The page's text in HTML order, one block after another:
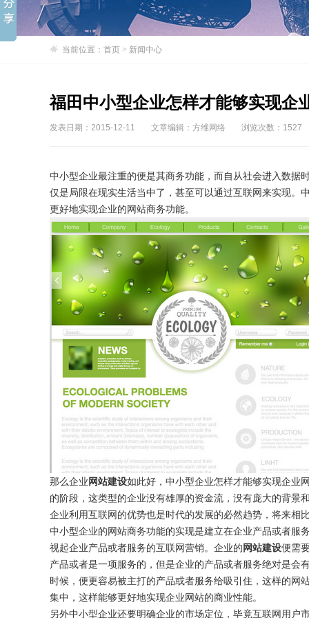
当前位置： 首页 > 新闻中心
福田中小型企业怎样才能够实现企
发表日期：2015-12-11 文章编辑：方维网络 浏览次数：1527
中小型企业最注重的便是其商务功能，而自从社会进入数据
仅是局限在现实生活当中了，甚至可以通过互联网来实现。
更好地实现企业的网站商务功能。
那么企业网站建设如此好，中小型企业怎样才能够实现企业
的阶段，这类型的企业没有雄厚的资金流，没有庞大的背景
企业利用互联网的优势也是时代的发展的必然趋势，将来相
中小型企业的网站商务功能的实现是建立在企业产品或者服
视起企业产品或者服务的互联网营销。企业的网站建设便需
产品或者是一项服务的，但是企业的产品或者服务绝对是会
时候，便更容易被主打的产品或者服务给吸引住，这样的网
集中，这样能够更好地实现企业网站的商业性能。
另外中小型企业还要明确企业的市场定位，毕竟互联网用